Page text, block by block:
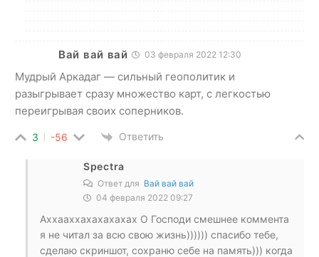
Вай вай вай 03 февраля 2022 12:30
Мудрый Аркадаг — сильный геополитик и
разыгрывает сразу множество карт, с легкостью
переигрывая своих соперников.
3 -56 Ответить
Spectra
Ответ для Вай вай вай
04 февраля 2022 09:27
Аххааххахахахахах О Господи смешнее коммента
я не читал за всю свою жизнь)))))) спасибо тебе,
сделаю скриншот, сохраню себе на память))) когда